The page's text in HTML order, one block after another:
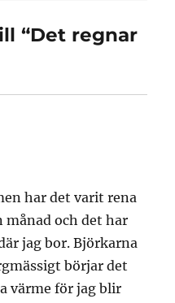
“Det regnar
har det varit rena
månad och det har
jag bor. Björkarna
börjar det
värme för jag blir